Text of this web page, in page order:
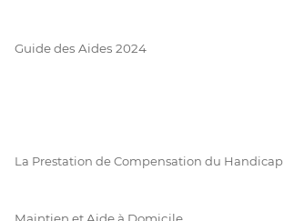
Guide des Aides 2024
La Prestation de Compensation du Handicap